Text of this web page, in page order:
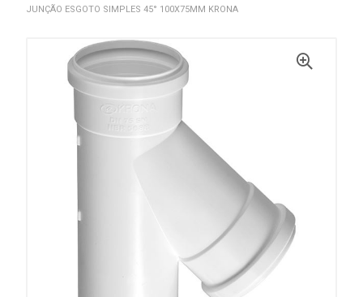
JUNÇÃO ESGOTO SIMPLES 45° 100X75MM KRONA